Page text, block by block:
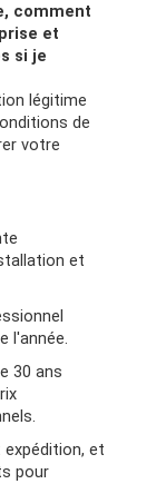
comment
et
si je
légitime
de
votre
et
l'année.
30 ans
et
pour